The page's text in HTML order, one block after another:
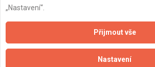
„Nastavení“.
Přijmout vše
Nastavení